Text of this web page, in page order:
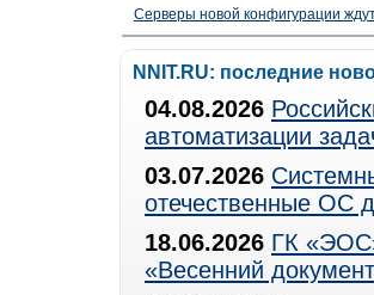
Серверы новой конфигурации
NNIT.RU: последние
04.08.2026
автоматизации
03.07.2026
отечественные ОС
18.06.2026 ГК
«Весенний